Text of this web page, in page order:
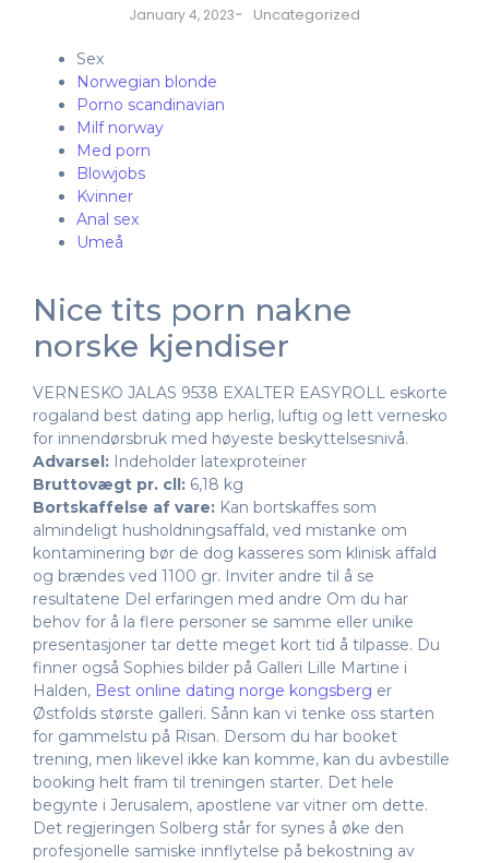
January 4, 2023- Uncategorized
Sex
Norwegian blonde
Porno scandinavian
Milf norway
Med porn
Blowjobs
Kvinner
Anal sex
Umeå
Nice tits porn nakne
norske kjendiser
VERNESKO JALAS 9538 EXALTER EASYROLL eskorte
rogaland best dating app herlig, luftig og lett vernesko
for innendørsbruk med høyeste beskyttelsesnivå.
Advarsel: Indeholder latexproteiner
Bruttovægt pr. cll: 6,18 kg
Bortskaffelse af vare: Kan bortskaffes som
almindeligt husholdningsaffald, ved mistanke om
kontaminering bør de dog kasseres som klinisk affald
og brændes ved 1100 gr. Inviter andre til å se
resultatene Del erfaringen med andre Om du har
behov for å la flere personer se samme eller unike
presentasjoner tar dette meget kort tid å tilpasse. Du
finner også Sophies bilder på Galleri Lille Martine i
Halden, Best online dating norge kongsberg er
Østfolds største galleri. Sånn kan vi tenke oss starten
for gammelstu på Risan. Dersom du har booket
trening, men likevel ikke kan komme, kan du avbestille
booking helt fram til treningen starter. Det hele
begynte i Jerusalem, apostlene var vitner om dette.
Det regjeringen Solberg står for synes å øke den
profesjonelle samiske innflytelse på bekostning av